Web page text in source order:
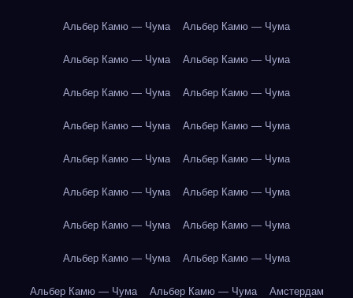
Альбер Камю — Чума Альбер Камю — Чума
Альбер Камю — Чума Альбер Камю — Чума
Альбер Камю — Чума Альбер Камю — Чума
Альбер Камю — Чума Альбер Камю — Чума
Альбер Камю — Чума Альбер Камю — Чума
Альбер Камю — Чума Альбер Камю — Чума
Альбер Камю — Чума Альбер Камю — Чума
Альбер Камю — Чума Альбер Камю — Чума
Альбер Камю — Чума Альбер Камю — Чума Амстердам